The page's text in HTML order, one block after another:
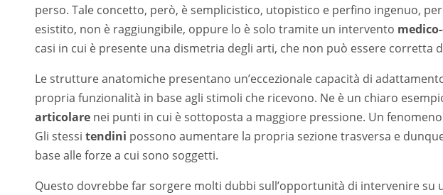
perso. Tale concetto, però, è semplicistico, utopistico e perfino ingenuo,
esistito, non è raggiungibile, oppure lo è solo tramite un intervento
casi in cui è presente una dismetria degli arti, che non può essere corretta
Le strutture anatomiche presentano un’eccezionale capacità di
propria funzionalità in base agli stimoli che ricevono. Ne è un chiaro
articolarenei punti in cui è sottoposta a maggiore pressione. Un
Gli stessi tendini possono aumentare la propria sezione trasversa e
base alle forze a cui sono soggetti.
Questo dovrebbe far sorgere molti dubbi sull’opportunità di intervenire su